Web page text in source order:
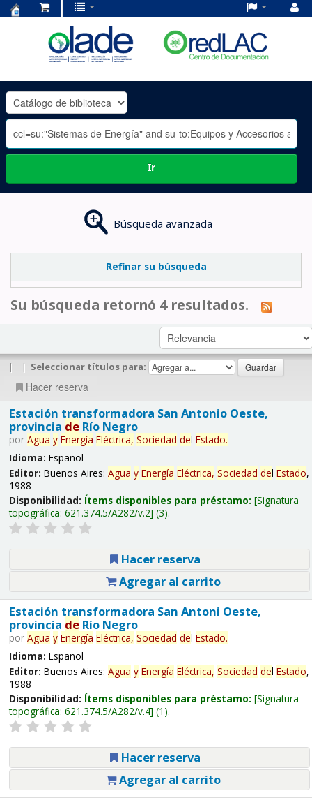
OLADE
-
Ir
Búsqueda avanzada
Refinar su búsqueda
Su búsqueda retornó 4 resultados.
| | Seleccionar títulos para:
Hacer reserva
Estación transformadora San Antonio Oeste,
provincia deRío Negro
por Agua y Energía Eléctrica, Sociedad del Estado.
Idioma: Español
Editor: Buenos Aires: Agua y Energía Eléctrica, Sociedad del Estado,
1988
Disponibilidad: Ítems disponibles para préstamo: Signatura
topográfica: 621.374.5/A282/v.2 (3).
Hacer reserva
Agregar al carrito
Estación transformadora San Antoni Oeste,
provincia deRío Negro
por Agua y Energía Eléctrica, Sociedad del Estado.
Idioma: Español
Editor: Buenos Aires: Agua y Energía Eléctrica, Sociedad del Estado,
1988
Disponibilidad: Ítems disponibles para préstamo: Signatura
topográfica: 621.374.5/A282/v.4 (1).
Hacer reserva
Agregar al carrito